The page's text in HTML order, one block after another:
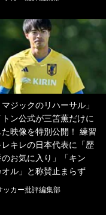
マジックのリハーサル」
トン公式が三笘薫だけに
映像を特別公開！ 練習
キレの日本代表に「歴
お気に入り」「キン
オル」と称賛止まらず
ッカー批評編集部